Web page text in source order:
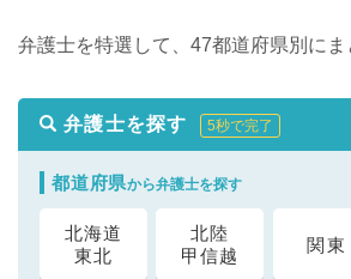
弁護士を特選して、47都道府県別にま
弁護士を探す 5秒で完了
都道府県から弁護士を探す
北海道
東北
北陸
甲信越
関東